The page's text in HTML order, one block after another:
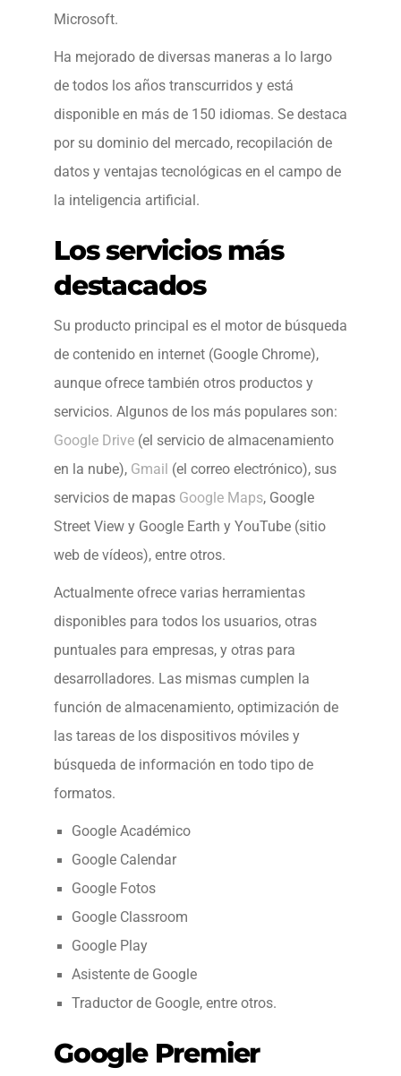
Microsoft.
Ha mejorado de diversas maneras a lo largo
de todos los años transcurridos y está
disponible en más de 150 idiomas. Se destaca
por su dominio del mercado, recopilación de
datos y ventajas tecnológicas en el campo de
la inteligencia artificial.
Los servicios más
destacados
Su producto principal es el motor de búsqueda
de contenido en internet (Google Chrome),
aunque ofrece también otros productos y
servicios. Algunos de los más populares son:
Google Drive (el servicio de almacenamiento
en la nube), Gmail (el correo electrónico), sus
servicios de mapas Google Maps, Google
Street View y Google Earth y YouTube (sitio
web de vídeos), entre otros.
Actualmente ofrece varias herramientas
disponibles para todos los usuarios, otras
puntuales para empresas, y otras para
desarrolladores. Las mismas cumplen la
función de almacenamiento, optimización de
las tareas de los dispositivos móviles y
búsqueda de información en todo tipo de
formatos.
Google Académico
Google Calendar
Google Fotos
Google Classroom
Google Play
Asistente de Google
Traductor de Google, entre otros.
Google Premier